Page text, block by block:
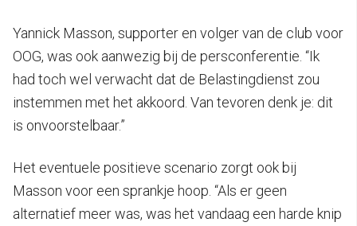
Yannick Masson, supporter en volger van de club voor
OOG, was ook aanwezig bij de persconferentie. “Ik
had toch wel verwacht dat de Belastingdienst zou
instemmen met het akkoord. Van tevoren denk je: dit
is onvoorstelbaar.”
Het eventuele positieve scenario zorgt ook bij
Masson voor een sprankje hoop. “Als er geen
alternatief meer was, was het vandaag een harde knip